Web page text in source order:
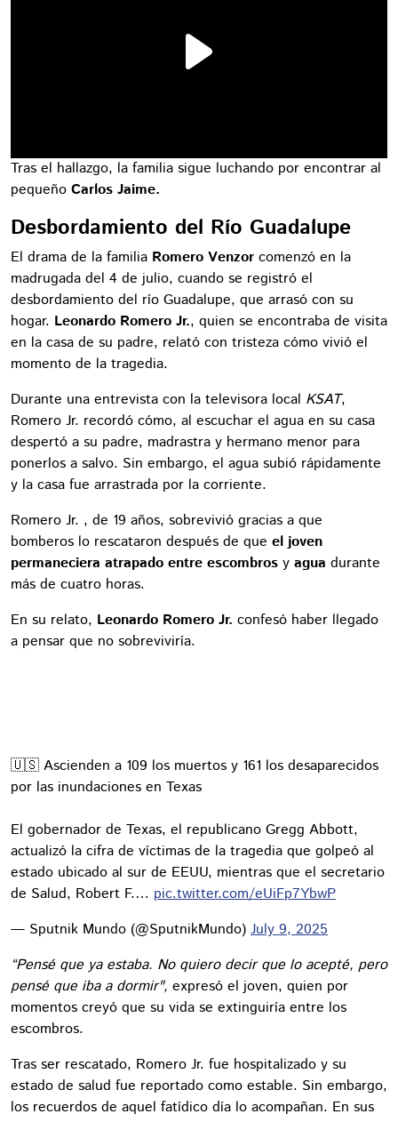
Tras el hallazgo, la familia sigue luchando por encontrar al
pequeño Carlos Jaime.
Desbordamiento del Río Guadalupe
El drama de la familia Romero Venzor comenzó en la
madrugada del 4 de julio, cuando se registró el
desbordamiento del río Guadalupe, que arrasó con su
hogar. Leonardo Romero Jr., quien se encontraba de visita
en la casa de su padre, relató con tristeza cómo vivió el
momento de la tragedia.
Durante una entrevista con la televisora local KSAT,
Romero Jr. recordó cómo, al escuchar el agua en su casa
despertó a su padre, madrastra y hermano menor para
ponerlos a salvo. Sin embargo, el agua subió rápidamente
y la casa fue arrastrada por la corriente.
Romero Jr. , de 19 años, sobrevivió gracias a que
bomberos lo rescataron después de que el joven
permaneciera atrapado entre escombros y agua durante
más de cuatro horas.
En su relato, Leonardo Romero Jr. confesó haber llegado
a pensar que no sobreviviría.
🇺🇸 Ascienden a 109 los muertos y 161 los desaparecidos
por las inundaciones en Texas
El gobernador de Texas, el republicano Gregg Abbott,
actualizó la cifra de víctimas de la tragedia que golpeó al
estado ubicado al sur de EEUU, mientras que el secretario
de Salud, Robert F.… pic.twitter.com/eUiFp7YbwP
— Sputnik Mundo (@SputnikMundo) July 9, 2025
“Pensé que ya estaba. No quiero decir que lo acepté, pero
pensé que iba a dormir", expresó el joven, quien por
momentos creyó que su vida se extinguiría entre los
escombros.
Tras ser rescatado, Romero Jr. fue hospitalizado y su
estado de salud fue reportado como estable. Sin embargo,
los recuerdos de aquel fatídico día lo acompañan. En sus